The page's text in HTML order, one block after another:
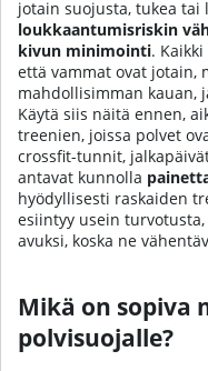
jotain suojusta, tukea
loukkaantumisriskin
kivun minimointi.
että vammat ovat jotain,
mahdollisimman kauan,
Käytä siis näitä ennen,
treenien, joissa polvet
crossfit-tunnit,
antavat kunnolla
hyödyllisesti raskaiden
esiintyy usein
avuksi, koska ne
Mikä on sopiva
polvisuojalle?